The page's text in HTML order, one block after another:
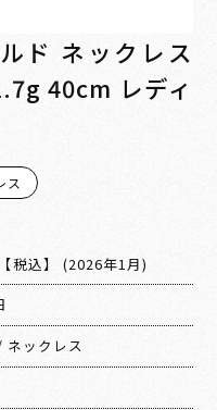
ド ネックレス
40cm レディ
ス
税込】 (2026年1月)
ネックレス